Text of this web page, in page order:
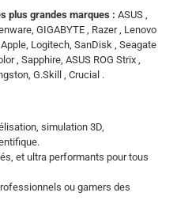
plus grandes marques : ASUS ,
GIGABYTE , Razer , Lenovo
Logitech, SanDisk , Seagate
, Sapphire, ASUS ROG Strix ,
G.Skill , Crucial .
simulation 3D,
et ultra performants pour tous
ou gamers des